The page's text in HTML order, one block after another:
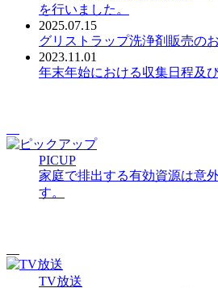
を行いました。
2025.07.15
グリストラップ洗浄剤販売の
2023.11.01
年末年始における収集日程及
PICUP
家庭で排出する有効資源は意
す。
TV放送